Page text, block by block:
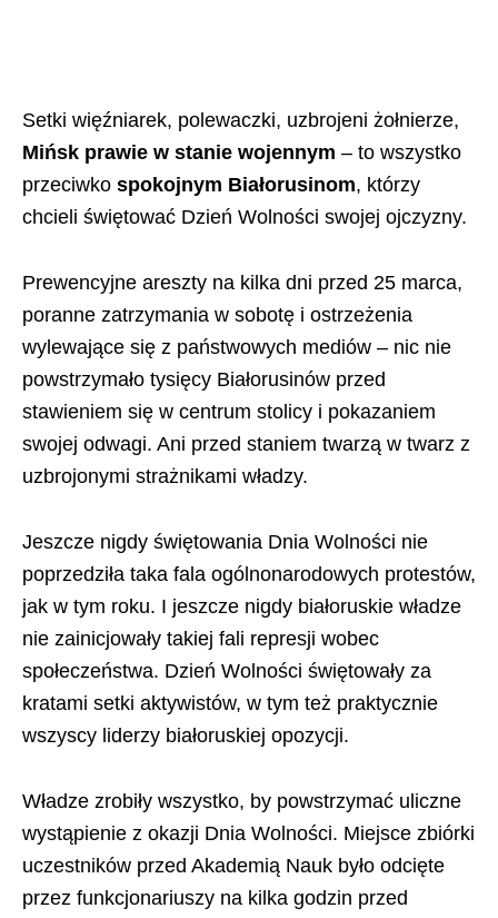
Setki więźniarek, polewaczki, uzbrojeni żołnierze,
Mińsk prawie w stanie wojennym – to wszystko
przeciwko spokojnym Białorusinom, którzy
chcieli świętować Dzień Wolności swojej ojczyzny.
Prewencyjne areszty na kilka dni przed 25 marca,
poranne zatrzymania w sobotę i ostrzeżenia
wylewające się z państwowych mediów – nic nie
powstrzymało tysięcy Białorusinów przed
stawieniem się w centrum stolicy i pokazaniem
swojej odwagi. Ani przed staniem twarzą w twarz z
uzbrojonymi strażnikami władzy.
Jeszcze nigdy świętowania Dnia Wolności nie
poprzedziła taka fala ogólnonarodowych protestów,
jak w tym roku. I jeszcze nigdy białoruskie władze
nie zainicjowały takiej fali represji wobec
społeczeństwa. Dzień Wolności świętowały za
kratami setki aktywistów, w tym też praktycznie
wszyscy liderzy białoruskiej opozycji.
Władze zrobiły wszystko, by powstrzymać uliczne
wystąpienie z okazji Dnia Wolności. Miejsce zbiórki
uczestników przed Akademią Nauk było odcięte
przez funkcjonariuszy na kilka godzin przed